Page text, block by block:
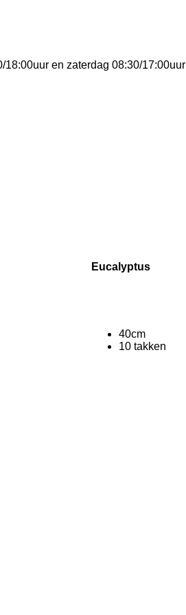
en zaterdag 08:30/17:00uur
Eucalyptus
40cm
10 takken